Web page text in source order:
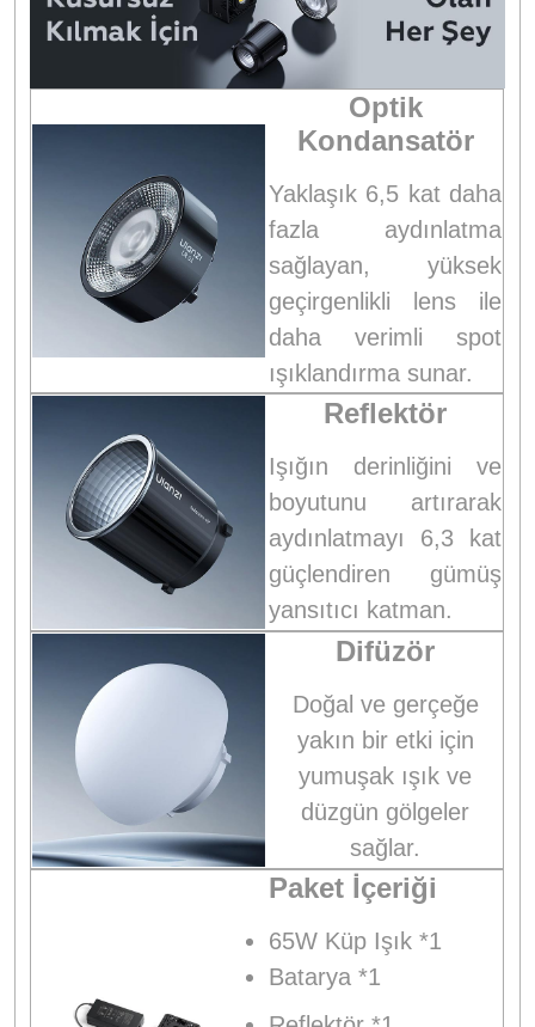
Optik
Kondansatör
Yaklaşık 6,5 kat daha
fazla aydınlatma
sağlayan, yüksek
geçirgenlikli lens ile
daha verimli spot
ışıklandırma sunar.
Reflektör
Işığın derinliğini ve
boyutunu artırarak
aydınlatmayı 6,3 kat
güçlendiren gümüş
yansıtıcı katman.
Difüzör
Doğal ve gerçeğe
yakın bir etki için
yumuşak ışık ve
düzgün gölgeler
sağlar.
Paket İçeriği
65W Küp Işık *1
Batarya *1